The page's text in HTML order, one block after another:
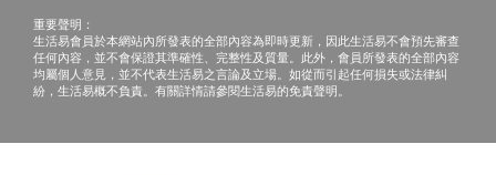
重要聲明：
生活易會員於本網站內所發表的全部內容為即時更新，因此生活易不會預先審查
任何內容，並不會保證其準確性、完整性及質量。此外，會員所發表的全部內容
均屬個人意見，並不代表生活易之言論及立場。如從而引起任何損失或法律糾
紛，生活易概不負責。有關詳情請參閱生活易的免責聲明。